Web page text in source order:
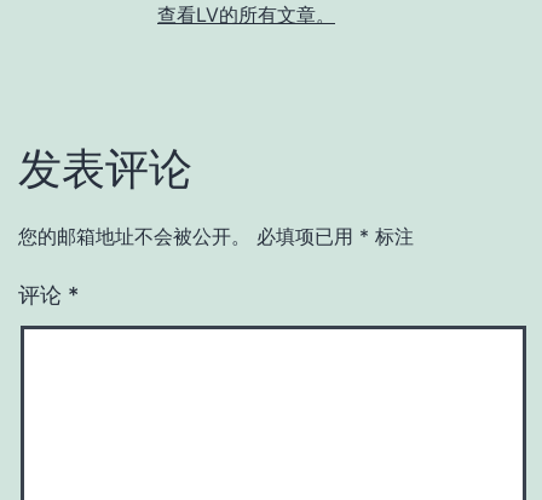
查看LV的所有文章。
发表评论
您的邮箱地址不会被公开。 必填项已用 * 标注
评论 *